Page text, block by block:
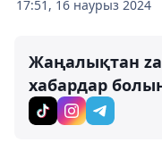
17:51, 16 наурыз 2024
Жаңалықтан
хабардар